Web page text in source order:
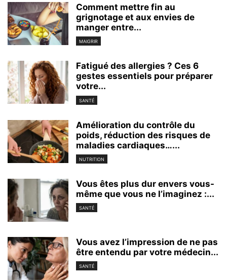
Comment mettre fin au
grignotage et aux envies de
manger entre...
MAIGRIR
Fatigué des allergies ? Ces 6
gestes essentiels pour préparer
votre...
SANTÉ
Amélioration du contrôle du
poids, réduction des risques de
maladies cardiaques…...
NUTRITION
Vous êtes plus dur envers vous-
même que vous ne l’imaginez :...
SANTÉ
Vous avez l’impression de ne pas
être entendu par votre médecin...
SANTÉ